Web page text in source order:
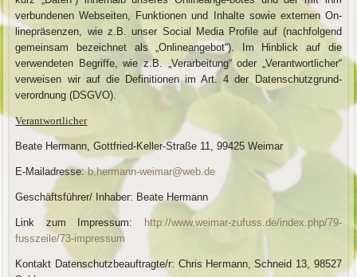
verbundenen Webseiten, Funktionen und Inhalte sowie externen On-
linepräsenzen, wie z.B. unser Social Media Profile auf (nachfolgend
gemeinsam bezeichnet als „Onlineangebot“). Im Hinblick auf die
verwendeten Begriffe, wie z.B. „Verarbeitung“ oder „Verantwortlicher“
verweisen wir auf die Definitionen im Art. 4 der Datenschutzgrund-
verordnung (DSGVO).
Verantwortlicher
Beate Hermann, Gottfried-Keller-Straße 11, 99425 Weimar
E-Mailadresse:b.hermann-weimar@web.de
Geschäftsführer/ Inhaber: Beate Hermann
Link zum Impressum:
http://www.weimar-zufuss.de/index.php/79-
fusszeile/73-impressum
Kontakt Datenschutzbeauftragte/r: Chris Hermann, Schneid 13, 98527